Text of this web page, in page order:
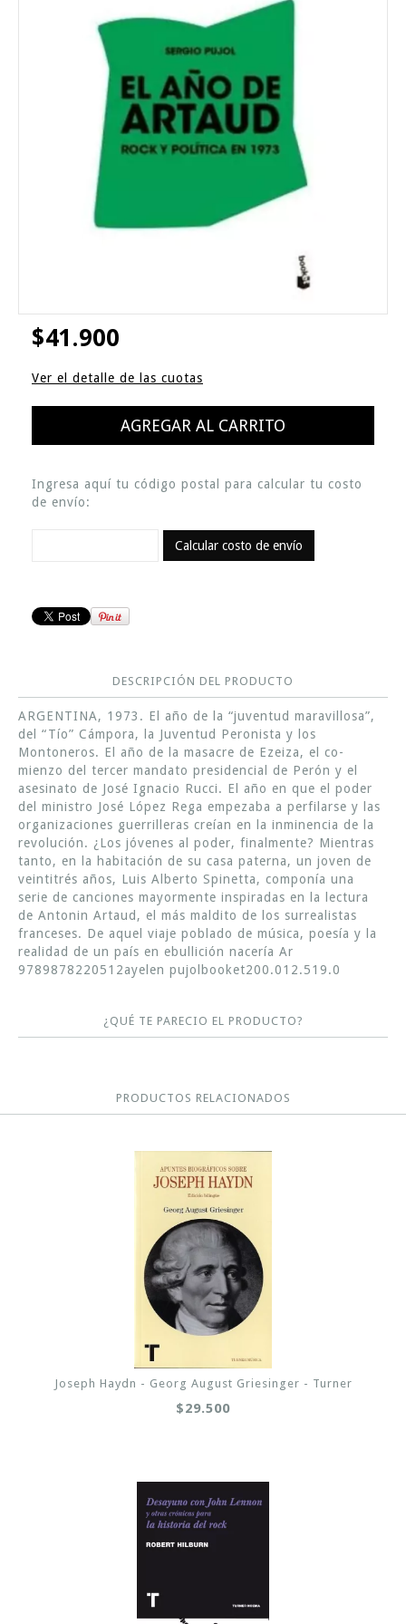
$41.900
Ver el detalle de las cuotas
Ingresa aquí tu código postal para calcular tu costo
de envío:
Calcular costo de envío
DESCRIPCIÓN DEL PRODUCTO
ARGENTINA, 1973. El año de la “juventud maravillosa”,
del “Tío” Cámpora, la Juventud Peronista y los
Montoneros. El año de la masacre de Ezeiza, el co-
mienzo del tercer mandato presidencial de Perón y el
asesinato de José Ignacio Rucci. El año en que el poder
del ministro José López Rega empezaba a perfilarse y las
organizaciones guerrilleras creían en la inminencia de la
revolución. ¿Los jóvenes al poder, finalmente? Mientras
tanto, en la habitación de su casa paterna, un joven de
veintitrés años, Luis Alberto Spinetta, componía una
serie de canciones mayormente inspiradas en la lectura
de Antonin Artaud, el más maldito de los surrealistas
franceses. De aquel viaje poblado de música, poesía y la
realidad de un país en ebullición nacería Ar
9789878220512ayelen pujolbooket200.012.519.0
¿QUÉ TE PARECIO EL PRODUCTO?
PRODUCTOS RELACIONADOS
Joseph Haydn - Georg August Griesinger - Turner
$29.500